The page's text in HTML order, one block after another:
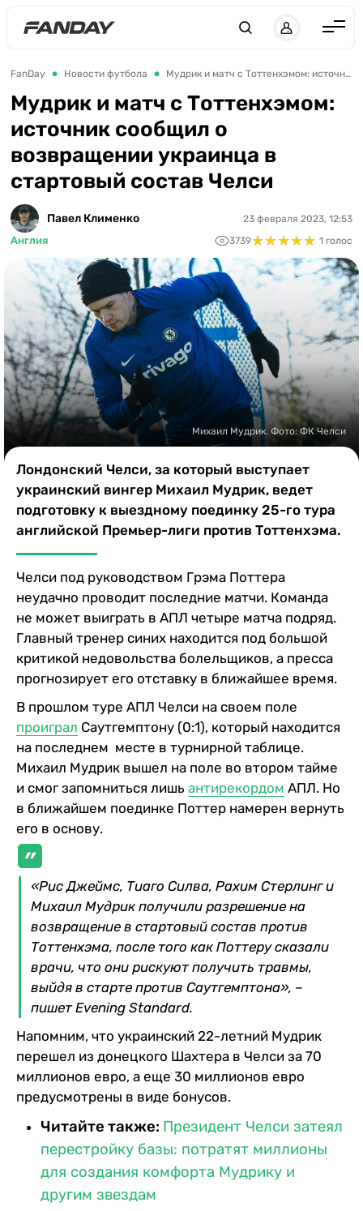
Англия
Испания
Германия
Италия
Франция
Украина
ЛЧ
ЛЕ
ЧЕ-2028
Букмекеры
Казино
FanDay Новости футбола Мудрик и матч с Тоттенхэмом: источник сообщил о возвращении украинца в стартовый состав Челси
Мудрик и матч с Тоттенхэмом:
источник сообщил о
возвращении украинца в
стартовый состав Челси
Павел Клименко
Англия
23 февраля 2023, 12:53
3739★★★★★
★★★★★ 1 голос
Михаил Мудрик. Фото: ФК Челси
Лондонский Челси, за который выступает
украинский вингер Михаил Мудрик, ведет
подготовку к выездному поединку 25-го тура
английской Премьер-лиги против Тоттенхэма.
Челси под руководством Грэма Поттера
неудачно проводит последние матчи. Команда
не может выиграть в АПЛ четыре матча подряд.
Главный тренер синих находится под большой
критикой недовольства болельщиков, а пресса
прогнозирует его отставку в ближайшее время.
В прошлом туре АПЛ Челси на своем поле
проиграл Саутгемптону (0:1), который находится
на последнем месте в турнирной таблице.
Михаил Мудрик вышел на поле во втором тайме
и смог запомниться лишь антирекордом АПЛ. Но
в ближайшем поединке Поттер намерен вернуть
его в основу.
«Рис Джеймс, Тиаго Силва, Рахим Стерлинг и
Михаил Мудрик получили разрешение на
возвращение в стартовый состав против
Тоттенхэма, после того как Поттеру сказали
врачи, что они рискуют получить травмы,
выйдя в старте против Саутгемптона», –
пишет Evening Standard.
Напомним, что украинский 22-летний Мудрик
перешел из донецкого Шахтера в Челси за 70
миллионов евро, а еще 30 миллионов евро
предусмотрены в виде бонусов.
Читайте также: Президент Челси затеял
перестройку базы: потратят миллионы
для создания комфорта Мудрику и
другим звездам